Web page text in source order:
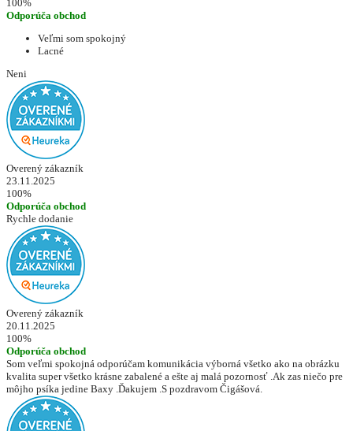
100%
Odporúča obchod
Veľmi som spokojný
Lacné
Neni
Overený zákazník
23.11.2025
100%
Odporúča obchod
Rychle dodanie
Overený zákazník
20.11.2025
100%
Odporúča obchod
Som veľmi spokojná odporúčam komunikácia výborná všetko ako na obrázku
kvalita super všetko krásne zabalené a ešte aj malá pozornosť .Ak zas niečo pre
môjho psíka jedine Baxy .Ďakujem .S pozdravom Čigášová.